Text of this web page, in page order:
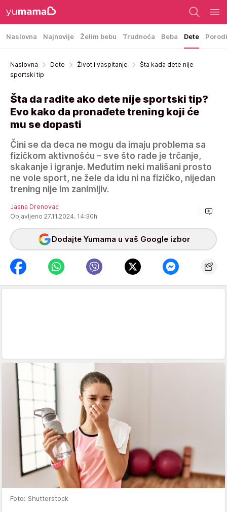
Naslovna Najnovije Želim bebu Trudnoća Beba Dete
Naslovna Dete Život i vaspitanje
Šta kada dete nije
sportski tip
Šta da radite ako dete nije sportski tip?
Evo kako da pronađete trening koji će
mu se dopasti
Čini se da deca ne mogu da imaju problema sa
fizičkom aktivnošću – sve što rade je trčanje,
skakanje i igranje. Međutim neki mališani prosto
ne vole sport, ne žele da idu ni na fizičko, nijedan
trening nije im zanimljiv.
Jasna Drenovac
Objavljeno 27.11.2024. 14:30h
Dodajte Yumama u vaš Google izbor
Foto: Shutterstock